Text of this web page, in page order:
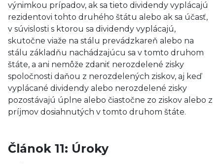
výnimkou prípadov, ak sa tieto dividendy vyplácajú
rezidentovi tohto druhého štátu alebo ak sa účasť,
v súvislosti s ktorou sa dividendy vyplácajú,
skutočne viaže na stálu prevádzkareň alebo na
stálu základňu nachádzajúcu sa v tomto druhom
štáte, a ani nemôže zdaniť nerozdelené zisky
spoločnosti daňou z nerozdelených ziskov, aj keď
vyplácané dividendy alebo nerozdelené zisky
pozostávajú úplne alebo čiastočne zo ziskov alebo z
príjmov dosiahnutých v tomto druhom štáte.
Článok 11: Úroky